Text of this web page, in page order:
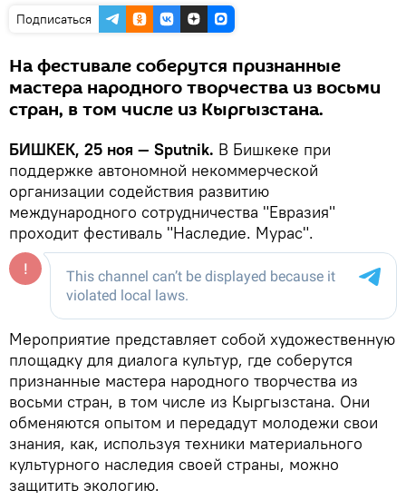
Подписаться
На фестивале соберутся признанные
мастера народного творчества из восьми
стран, в том числе из Кыргызстана.
БИШКЕК, 25 ноя — Sputnik. В Бишкеке при
поддержке автономной некоммерческой
организации содействия развитию
международного сотрудничества "Евразия"
проходит фестиваль "Наследие. Мурас".
Мероприятие представляет собой художественную
площадку для диалога культур, где соберутся
признанные мастера народного творчества из
восьми стран, в том числе из Кыргызстана. Они
обменяются опытом и передадут молодежи свои
знания, как, используя техники материального
культурного наследия своей страны, можно
защитить экологию.